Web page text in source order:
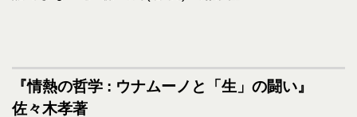
『情熱の哲学 : ウナムーノと「生」の闘い』
佐々木孝著